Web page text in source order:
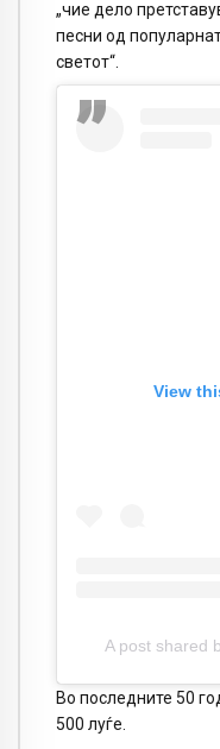
„чие дело
песни од
светот“.
View
A post shared
Во последните 50
500 луѓе.